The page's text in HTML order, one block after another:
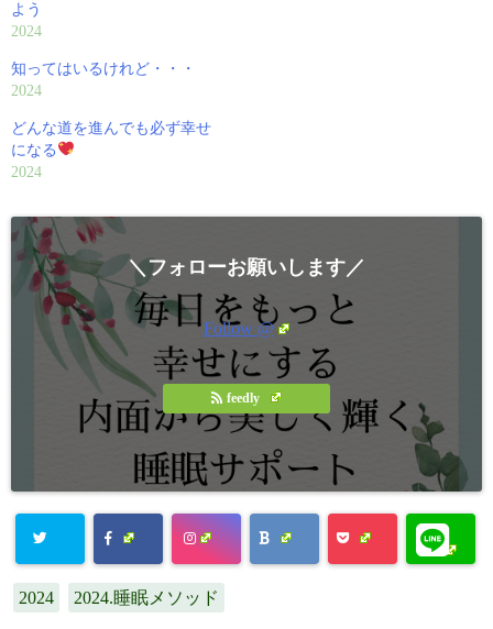
よう
2024
知ってはいるけれど・・・
2024
どんな道を進んでも必ず幸せ
になる
2024
＼フォローお願いします／
Follow @
feedly
Undefined
2024 2024.睡眠メソッド